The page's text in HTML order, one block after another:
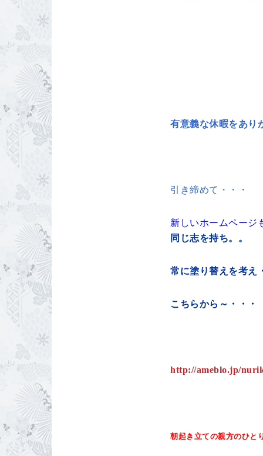
有意義な休暇をあり
引き締めて・・・
新しいホームペ
同じ志を持ち。。
常に塗り替えを考
こちらから～・・
http://ameblo.jp/
朝起き立ての親方のひと